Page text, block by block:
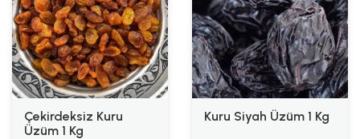
Çekirdeksiz Kuru
Üzüm 1 Kg
Kuru Siyah Üzüm 1 Kg